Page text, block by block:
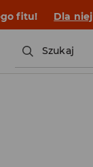
fitu! Dla niej
Szukaj